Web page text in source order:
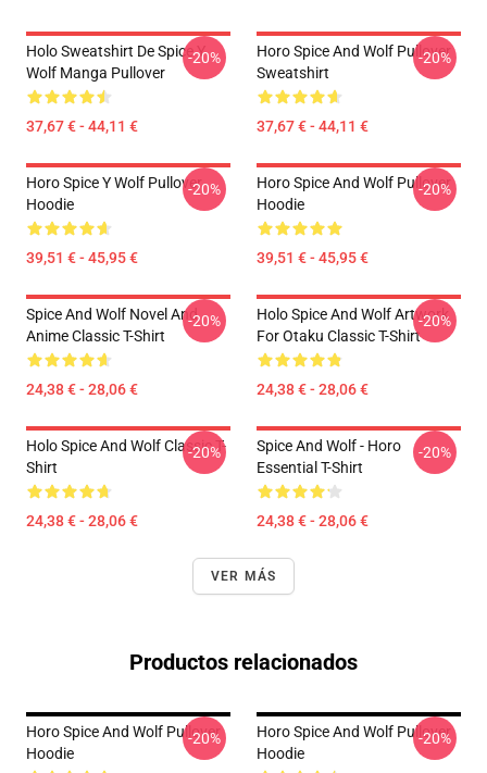
Holo Sweatshirt De Spice Y
Wolf Manga Pullover
37,67 € - 44,11 €
-20%
Horo Spice And Wolf Pullover
Sweatshirt
37,67 € - 44,11 €
-20%
Horo Spice Y Wolf Pullover
Hoodie
39,51 € - 45,95 €
-20%
Horo Spice And Wolf Pullover
Hoodie
39,51 € - 45,95 €
-20%
Spice And Wolf Novel And
Anime Classic T-Shirt
24,38 € - 28,06 €
-20%
Holo Spice And Wolf Artwork
For Otaku Classic T-Shirt
24,38 € - 28,06 €
-20%
Holo Spice And Wolf Classic T-
Shirt
24,38 € - 28,06 €
-20%
Spice And Wolf - Horo
Essential T-Shirt
24,38 € - 28,06 €
-20%
VER MÁS
Productos relacionados
Horo Spice And Wolf Pullover
Hoodie
-20%
Horo Spice And Wolf Pullover
Hoodie
-20%